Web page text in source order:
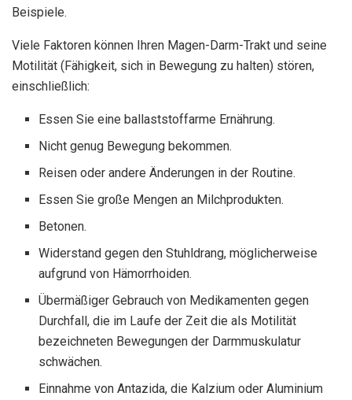
Beispiele.
Viele Faktoren können Ihren Magen-Darm-Trakt und seine
Motilität (Fähigkeit, sich in Bewegung zu halten) stören,
einschließlich:
Essen Sie eine ballaststoffarme Ernährung.
Nicht genug Bewegung bekommen.
Reisen oder andere Änderungen in der Routine.
Essen Sie große Mengen an Milchprodukten.
Betonen.
Widerstand gegen den Stuhldrang, möglicherweise
aufgrund von Hämorrhoiden.
Übermäßiger Gebrauch von Medikamenten gegen
Durchfall, die im Laufe der Zeit die als Motilität
bezeichneten Bewegungen der Darmmuskulatur
schwächen.
Einnahme von Antazida, die Kalzium oder Aluminium